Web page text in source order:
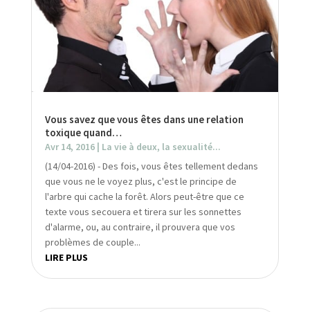
Vous savez que vous êtes dans une relation
toxique quand…
Avr 14, 2016| La vie à deux, la sexualité...
(14/04-2016) - Des fois, vous êtes tellement dedans
que vous ne le voyez plus, c'est le principe de
l'arbre qui cache la forêt. Alors peut-être que ce
texte vous secouera et tirera sur les sonnettes
d'alarme, ou, au contraire, il prouvera que vos
problèmes de couple...
LIRE PLUS